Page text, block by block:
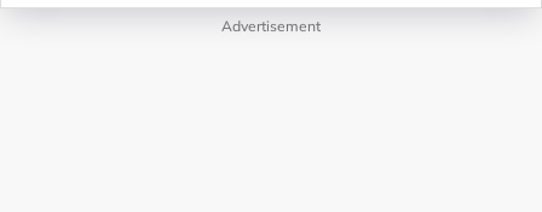
Advertisement